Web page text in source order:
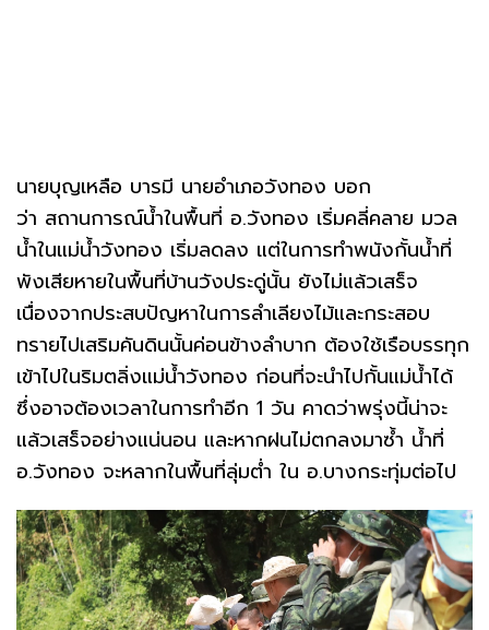
นายบุญเหลือ บารมี นายอำเภอวังทอง บอก
ว่า สถานการณ์น้ำในพื้นที่ อ.วังทอง เริ่มคลี่คลาย มวล
น้ำในแม่น้ำวังทอง เริ่มลดลง แต่ในการทำพนังกั้นน้ำที่
พังเสียหายในพื้นที่บ้านวังประดู่นั้น ยังไม่แล้วเสร็จ
เนื่องจากประสบปัญหาในการลำเลียงไม้และกระสอบ
ทรายไปเสริมคันดินนั้นค่อนข้างลำบาก ต้องใช้เรือบรรทุก
เข้าไปในริมตลิ่งแม่น้ำวังทอง ก่อนที่จะนำไปกั้นแม่น้ำได้
ซึ่งอาจต้องเวลาในการทำอีก 1 วัน คาดว่าพรุ่งนี้น่าจะ
แล้วเสร็จอย่างแน่นอน และหากฝนไม่ตกลงมาซ้ำ น้ำที่
อ.วังทอง จะหลากในพื้นที่ลุ่มต่ำ ใน อ.บางกระทุ่มต่อไป